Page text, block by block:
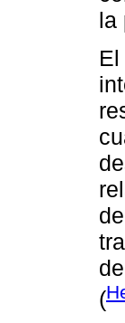
la
(